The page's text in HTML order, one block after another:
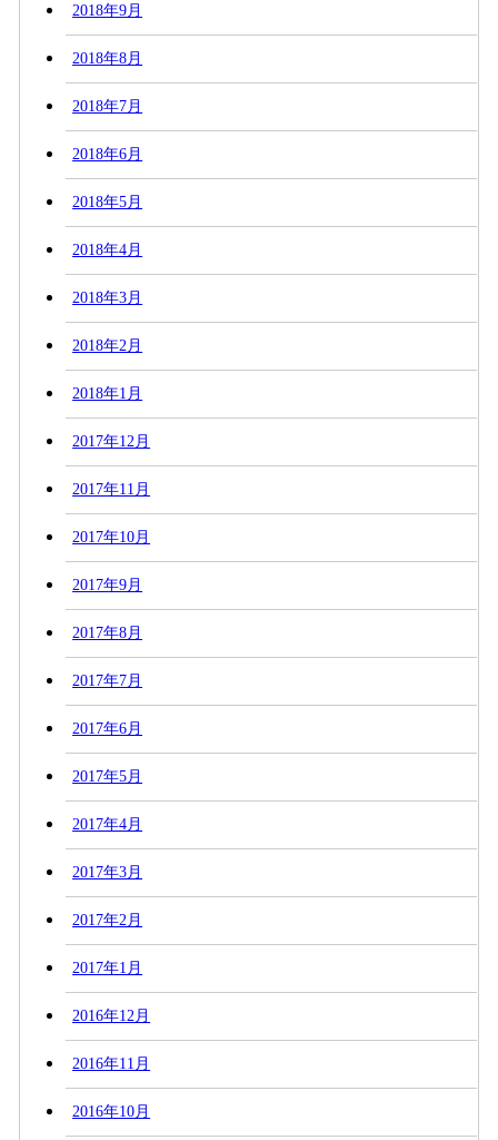
2018年9月
2018年8月
2018年7月
2018年6月
2018年5月
2018年4月
2018年3月
2018年2月
2018年1月
2017年12月
2017年11月
2017年10月
2017年9月
2017年8月
2017年7月
2017年6月
2017年5月
2017年4月
2017年3月
2017年2月
2017年1月
2016年12月
2016年11月
2016年10月